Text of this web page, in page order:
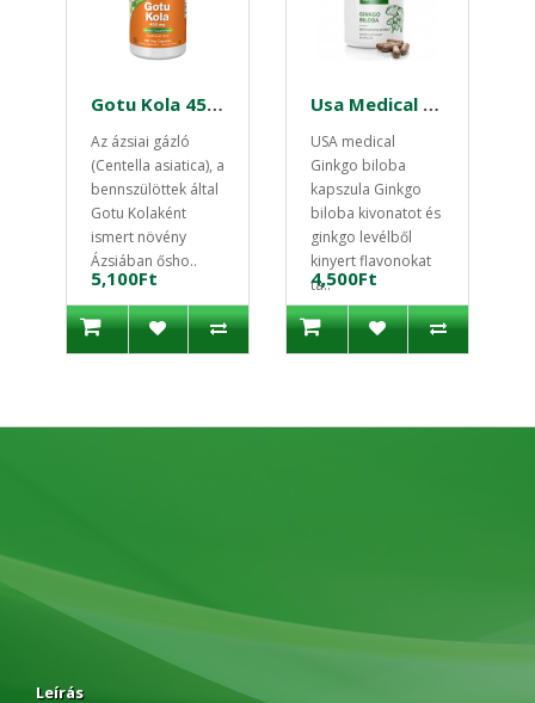
Gotu Kola 450mg 100 kapszula
Az ázsiai gázló
(Centella asiatica), a
bennszülöttek által
Gotu Kolaként
ismert növény
Ázsiában ősho..
5,100Ft
Usa Medical Ginkgo Biloba kapszula ginzeng kivonattal 60db
USA medical
Ginkgo biloba
kapszula Ginkgo
biloba kivonatot és
ginkgo levélből
kinyert flavonokat
ta..
4,500Ft
Leírás